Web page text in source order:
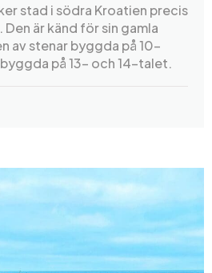
stad i södra Kroatien precis
är känd för sin gamla
av stenar byggda på 10-
på 13- och 14-talet.